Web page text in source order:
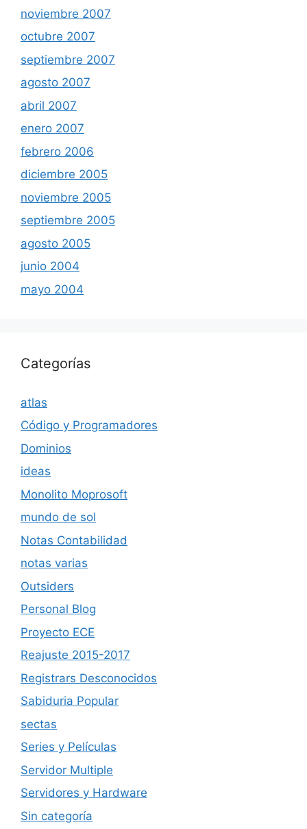
noviembre 2007
octubre 2007
septiembre 2007
agosto 2007
abril 2007
enero 2007
febrero 2006
diciembre 2005
noviembre 2005
septiembre 2005
agosto 2005
junio 2004
mayo 2004
Categorías
atlas
Código y Programadores
Dominios
ideas
Monolito Moprosoft
mundo de sol
Notas Contabilidad
notas varias
Outsiders
Personal Blog
Proyecto ECE
Reajuste 2015-2017
Registrars Desconocidos
Sabiduria Popular
sectas
Series y Películas
Servidor Multiple
Servidores y Hardware
Sin categoría